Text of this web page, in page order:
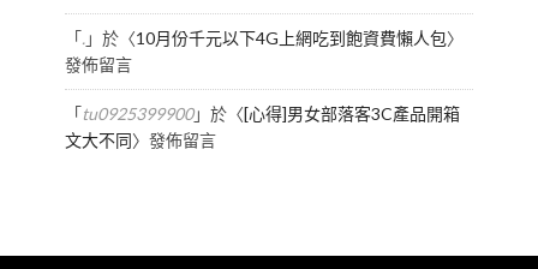
「.」於〈10月份千元以下4G上網吃到飽資費懶人包〉
發佈留言
「tu0925399900」於〈[心得]男女部落客3C產品開箱
文大不同〉發佈留言